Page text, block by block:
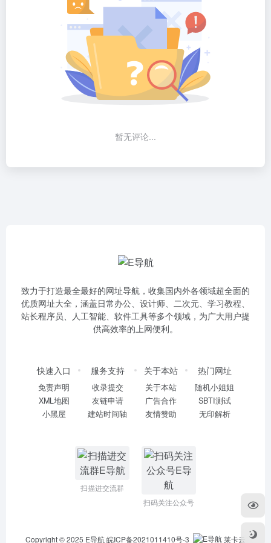
暂无评论...
致力于打造最全最好的网址导航，收集国内外各领域超全面的
优质网址大全，涵盖日常办公、设计师、二次元、学习教程、
站长程序员、人工智能、软件工具等多个领域，为广大用户提
供高效率的上网便利。
快速入口
免责声明
XML地图
小黑屋
服务支持
收录提交
友链申请
建站时间轴
关于本站
关于本站
广告合作
友情赞助
热门网址
随机小姐姐
SBTI测试
无印解析
扫描进交流群
扫码关注公众号
Copyright © 2025 E导航皖ICP备2021011410号-3 莱卡云